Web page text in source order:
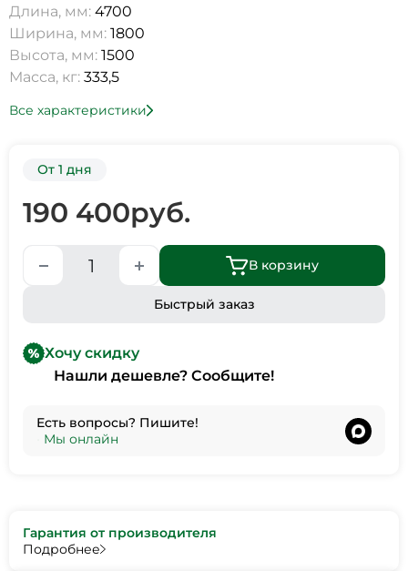
Длина, мм: 4700
Ширина, мм: 1800
Высота, мм: 1500
Масса, кг: 333,5
Все характеристики
От 1 дня
190 400руб.
В корзину
Быстрый заказ
Хочу скидку
Нашли дешевле? Сообщите!
Есть вопросы? Пишите!
Мы онлайн
Гарантия от производителя
Подробнее